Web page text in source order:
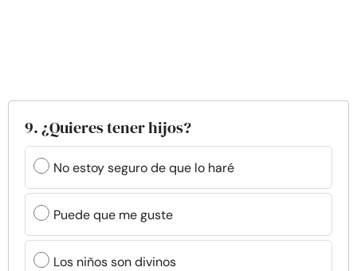
9. ¿Quieres tener hijos?
No estoy seguro de que lo haré
Puede que me guste
Los niños son divinos